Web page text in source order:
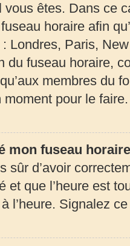
vous êtes. Dans ce
horaire afin
Londres, Paris,
du fuseau horaire,
membres du
moment pour le faire.
mon fuseau
sûr d’avoir
et que l’heure est
l’heure. Signalez